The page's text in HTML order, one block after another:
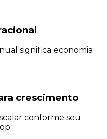
significa economia
crescimento
conforme seu